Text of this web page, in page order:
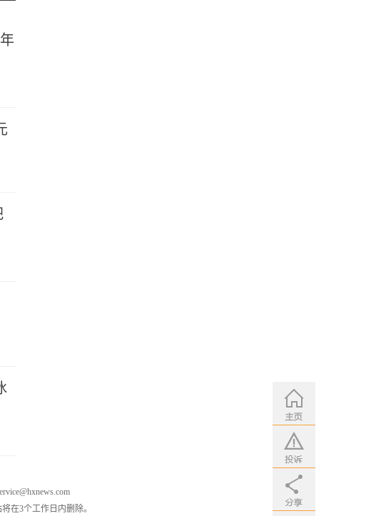
在3个工作日内删除。